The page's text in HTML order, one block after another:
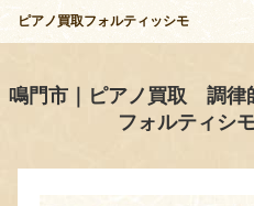
ピアノ買取フォルティッシモ
鳴門市｜ピアノ買取 調律
フォルティシ